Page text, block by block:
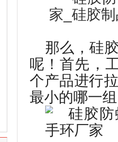
那么，硅
呢！首先，
个产品进行
最小的哪一